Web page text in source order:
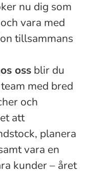
nu dig som
vara med
tillsammans
oss blir du
med bred
och
att
planera
vara en
kunder – året